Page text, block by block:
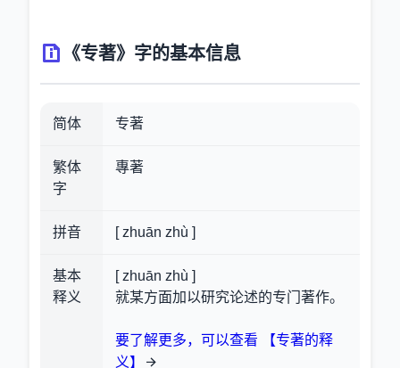
《专著》字的基本信息
简体 专著
繁体
字
專著
拼音 [ zhuān zhù ]
基本
释义
[ zhuān zhù ]
就某方面加以研究论述的专门著作。
要了解更多，可以查看 【专著的释
义】